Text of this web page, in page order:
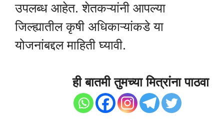
उपलब्ध आहेत. शेतकऱ्यांनी आपल्या
जिल्ह्यातील कृषी अधिकाऱ्यांकडे या
योजनांबद्दल माहिती घ्यावी.
ही बातमी तुमच्या मित्रांना पाठवा